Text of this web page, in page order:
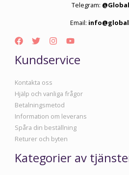
Telegram:
Email:
Kundservice
Kontakta oss
Hjälp och vanliga frågor
Betalningsmetod
Information om leverans
Spåra din beställning
Returer och byten
Kategorier av